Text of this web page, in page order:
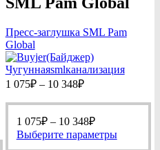
Пресс-заглушка SML Pam
Global
1 075₽ – 10 348₽Диапазон
1
075₽
–
1 075₽ – 10 348₽Диапазон
цен:
1
Выберите параметрыЭтот